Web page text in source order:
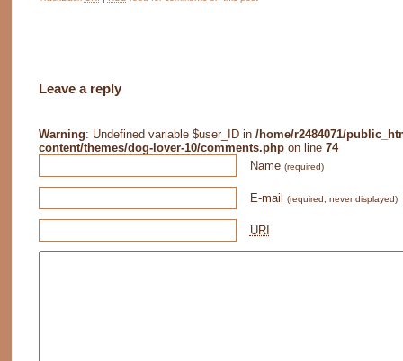
Leave a reply
Warning: Undefined variable $user_ID in /home/r2484071/
content/themes/dog-lover-10/comments.phpon line 74
Name (required)
E-mail (required, never displayed)
URI